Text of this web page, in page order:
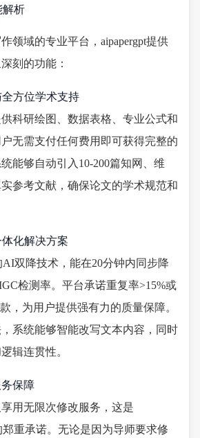
解析
领域的专业平台，aipapergpt提供
刻的功能：
方位学术支持
科研绘图、数据表格、专业公式和
无需支付任何费用即可获得完整的
能够自动引入10-200篇知网、维
参考文献，确保论文的学术规范和
化解决方案
AI双降技术，能在20分钟内同步降
检测率。平台承诺重复率>15%或
，为用户提供强有力的质量保障。
系统能够智能改写文本内容，同时
辑连贯性。
保障
用无限次修改服务，这是
郑重承诺。无论是因为导师要求修